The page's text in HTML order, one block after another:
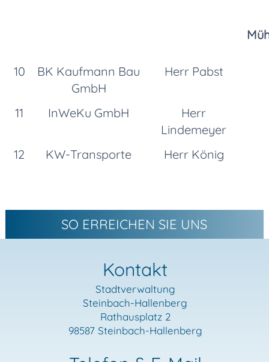
10
BK Kaufmann Bau
GmbH
Herr Pabst
11 InWeKu GmbH
Herr
Lindemeyer
12
KW-Transporte Herr König
SO ERREICHEN SIE UNS
Kontakt
Stadtverwaltung
Steinbach-Hallenberg
Rathausplatz 2
98587 Steinbach-Hallenberg